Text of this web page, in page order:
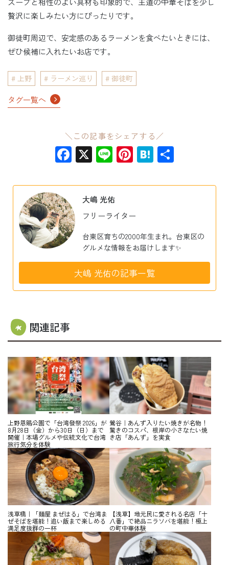
贅沢に楽しみたい方にぴったりです。
御徒町周辺で、安定感のあるラーメンを食べたいときには、
ぜひ候補に入れたいお店です。
上野 ラーメン巡り 御徒町
タグ一覧へ
＼この記事をシェアする／
Facebook
X LinePinterest
Hatena
大嶋 光佑
フリーライター
台東区育ちの2000年生まれ。台東区の
グルメな情報をお届けします✨
大嶋 光佑の記事一覧
関連記事
上野恩賜公園で「台湾發祭 2026」が
8月28日（金）から30日（日）まで
開催｜本場グルメや伝統文化で台湾
旅行気分を体験
鶯谷｜あんず入りたい焼きが名物！
驚きのコスパ、根岸の小さなたい焼
き店「あんず」を実食
浅草橋｜「麺屋 まぜはる」で台湾ま
ぜそばを堪能！追い飯まで楽しめる
満足度抜群の一杯
【浅草】地元民に愛される名店「十
八番」で絶品ニラソバを堪能！極上
の町中華体験